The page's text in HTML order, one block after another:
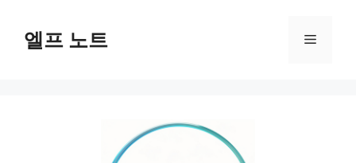
엘프 노트 메